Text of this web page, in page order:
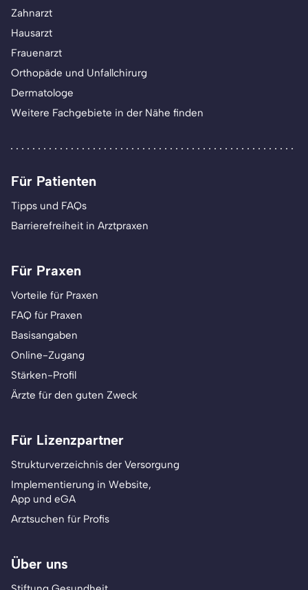
Zahnarzt
Hausarzt
Frauenarzt
Orthopäde und Unfallchirurg
Dermatologe
Weitere Fachgebiete in der Nähe finden
Für Patienten
Tipps und FAQs
Barrierefreiheit in Arztpraxen
Für Praxen
Vorteile für Praxen
FAQ für Praxen
Basisangaben
Online-Zugang
Stärken-Profil
Ärzte für den guten Zweck
Für Lizenzpartner
Strukturverzeichnis der Versorgung
Implementierung in Website,
App und eGA
Arztsuchen für Profis
Über uns